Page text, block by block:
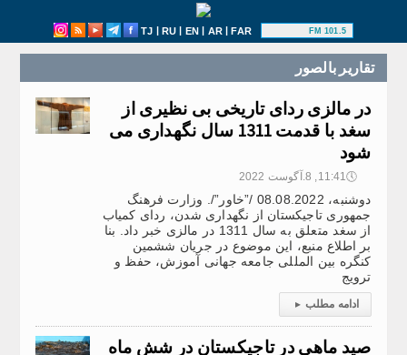
TJ | RU | EN | AR|FAR 101.5 FM
تقارير بالصور
در مالزی ردای تاریخی بی نظیری از
سغد با قدمت 1311 سال نگهداری می
شود
🕔11:41, 8.آگوست 2022
دوشنبه، 08.08.2022 /”خاور”/. وزارت فرهنگ
جمهوری تاجیکستان از نگهداری شدن، ردای کمیاب
از سغد متعلق به سال 1311 در مالزی خبر داد. بنا
بر اطلاع منبع، این موضوع در جریان ششمین
کنگره بین المللی جامعه جهانی آموزش، حفظ و
ترویج
ادامه مطلب ▸
صید ماهی در تاجیکستان در شش ماه